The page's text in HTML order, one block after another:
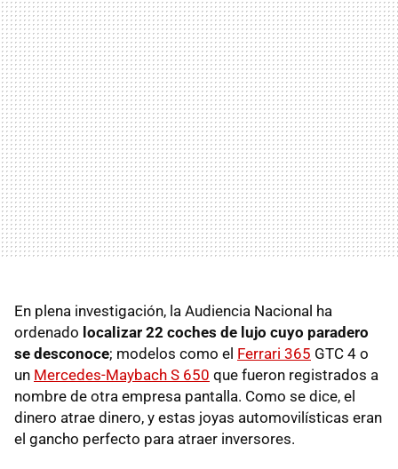
En plena investigación, la Audiencia Nacional ha
ordenado localizar 22 coches de lujo cuyo paradero
se desconoce; modelos como el Ferrari 365 GTC 4 o
un Mercedes-Maybach S 650 que fueron registrados a
nombre de otra empresa pantalla. Como se dice, el
dinero atrae dinero, y estas joyas automovilísticas eran
el gancho perfecto para atraer inversores.